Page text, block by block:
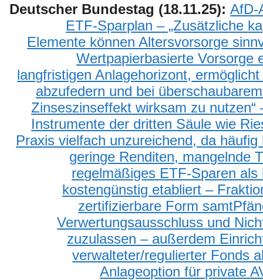
Deutscher Bundestag (18.11.25):AfD-
ETF-Sparplan – „Zusätzliche
Elemente können Altersvorsorge
Wertpapierbasierte Vorsorge
langfristigen Anlagehorizont,
abzufedern und bei
Zinseszinseffekt wirksam zu nutzen“
Instrumente der dritten Säulewie
Praxis vielfach unzureichend, da
geringe Renditen, mangelnde
regelmäßiges ETF-Sparen als
kostengünstig etabliert –
zertifizierbare Form samt
Verwertungsausschluss und
zuzulassen – außerdem
verwalteter/regulierter Fonds
Anlageoption für private A